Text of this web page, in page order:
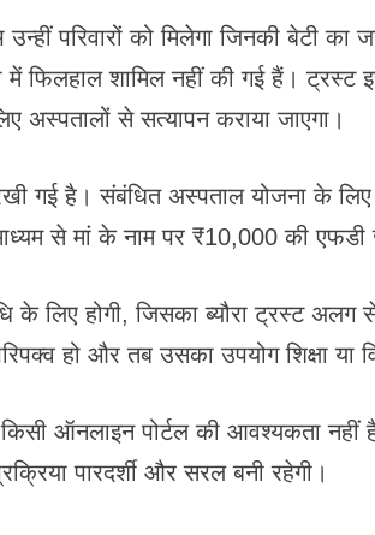
परिवारों को मिलेगा जिनकी बेटी का
फिलहाल शामिल नहीं की गई हैं। ट्रस्ट
अस्पतालों से सत्यापन कराया जाएगा।
गई है। संबंधित अस्पताल योजना के
से मां के नाम पर ₹10,000 की एफडी
के लिए होगी, जिसका ब्यौरा ट्रस्ट अलग
हो और तब उसका उपयोग शिक्षा या
ऑनलाइन पोर्टल की आवश्यकता नहीं
पारदर्शी और सरल बनी रहेगी।